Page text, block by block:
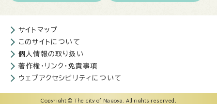
サイトマップ
このサイトについて
個人情報の取り扱い
著作権・リンク・免責事項
ウェブアクセシビリティについて
Copyright © The city of Nagoya. All rights reserved.